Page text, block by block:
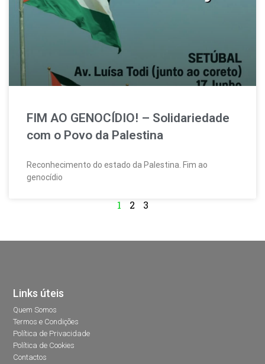
FIM AO GENOCÍDIO! – Solidariedade
com o Povo da Palestina
Reconhecimento do estado da Palestina. Fim ao
genocídio
1 2 3
Links úteis
Quem Somos
Termos e Condições
Política de Privacidade
Política de Cookies
Contactos